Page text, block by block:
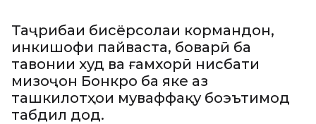
Таҷрибаи бисёрсолаи кормандон,
инкишофи пайваста, боварӣ ба
тавонии худ ва ғамхорӣ нисбати
мизоҷон Бонкро ба яке аз
ташкилотҳои муваффақу боэътимод
табдил дод.